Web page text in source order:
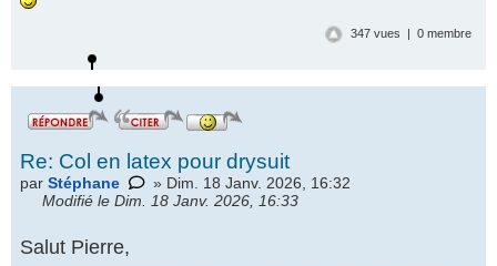
347 vues | 0 membre
Re: Col en latex pour drysuit
par Stéphane
» Dim. 18 Janv. 2026, 16:32
Modifié le Dim. 18 Janv. 2026, 16:33
Salut Pierre,